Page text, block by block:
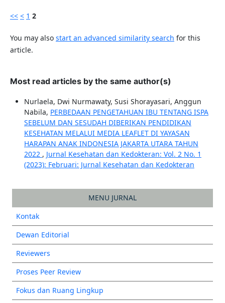
<< < 1 2
You may also start an advanced similarity search for this
article.
Most read articles by the same author(s)
Nurlaela, Dwi Nurmawaty, Susi Shorayasari, Anggun
Nabila, PERBEDAAN PENGETAHUAN IBU TENTANG ISPA
SEBELUM DAN SESUDAH DIBERIKAN PENDIDIKAN
KESEHATAN MELALUI MEDIA LEAFLET DI YAYASAN
HARAPAN ANAK INDONESIA JAKARTA UTARA TAHUN
2022 , Jurnal Kesehatan dan Kedokteran: Vol. 2 No. 1
(2023): Februari: Jurnal Kesehatan dan Kedokteran
MENU JURNAL
Kontak
Dewan Editorial
Reviewers
Proses Peer Review
Fokus dan Ruang Lingkup